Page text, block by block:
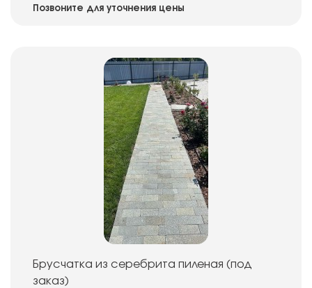
Позвоните для уточнения цены
Брусчатка из серебрита пиленая (под
заказ)